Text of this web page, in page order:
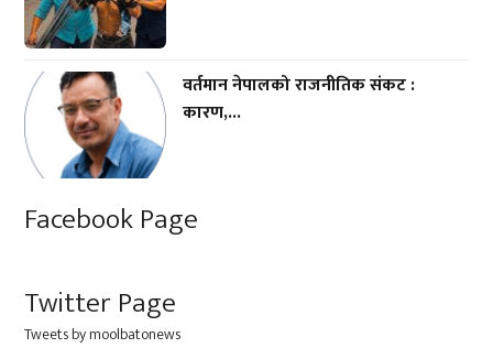
वर्तमान नेपालको राजनीतिक संकट :
कारण,...
Facebook Page
Twitter Page
Tweets by moolbatonews